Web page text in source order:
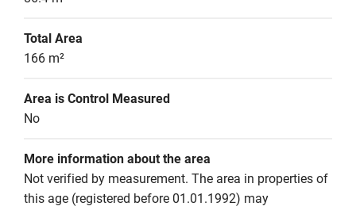
Total Area
166 m²
Area is Control Measured
No
More information about the area
Not verified by measurement. The area in properties of
this age (registered before 01.01.1992) may